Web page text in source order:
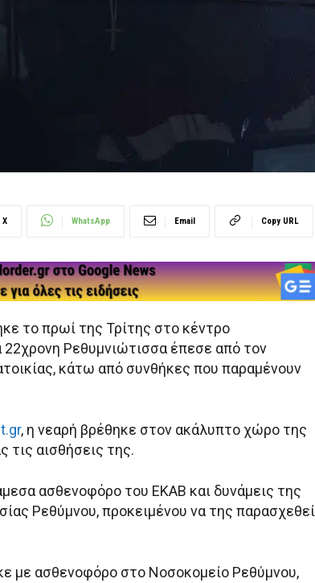
X WhatsApp Email Copy URL
το πρωί της Τρίτης στο κέντρο
22χρονη Ρεθυμνιώτισσα έπεσε από τον
κάτω από συνθήκες που παραμένουν
, η νεαρή βρέθηκε στον ακάλυπτο χώρο της
τις αισθήσεις της.
ασθενοφόρο του ΕΚΑΒ και δυνάμεις της
Ρεθύμνου, προκειμένου να της παρασχεθεί
με ασθενοφόρο στο Νοσοκομείο Ρεθύμνου,